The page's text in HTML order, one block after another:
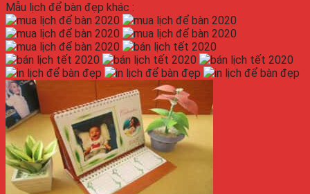
Mẫu lịch để bàn đẹp khác :